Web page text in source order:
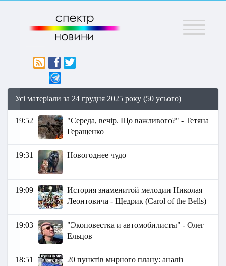
Меню
Усі матеріали за 24 грудня 2025 року (50 усього)
19:52
"Середа, вечір. Що важливого?" - Тетяна
Геращенко
19:31 Новогоднее чудо
19:09
История знаменитой мелодии Николая
Леонтовича - Щедрик (Carol of the Bells)
19:03
"Экоповестка и автомобилисты" - Олег
Ельцов
18:51
20 пунктів мирного плану: аналіз |